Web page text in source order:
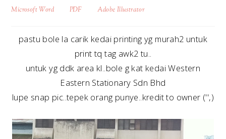
Microsoft Word PDF Adobe Illustrator
pastu bole la carik kedai printing yg murah2 untuk
print tq tag awk2 tu..
untuk yg ddk area kl..bole g kat kedai Western
Eastern Stationary Sdn Bhd
lupe snap pic..tepek orang punye..kredit to owner ('',)